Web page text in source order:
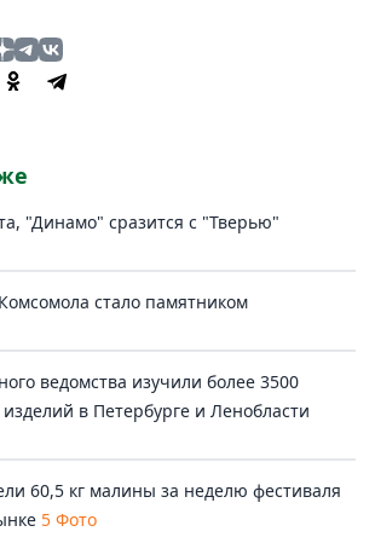
"Динамо" сразится с "Тверью"
стало памятником
ведомства изучили более 3500
в Петербурге и Ленобласти
60,5 кг малины за неделю фестиваля
5 Фото